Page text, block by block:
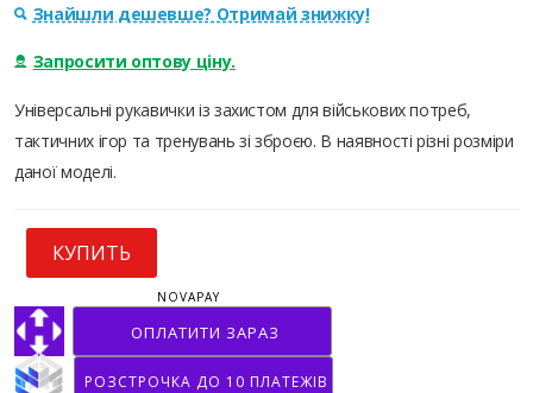
Знайшли дешевше? Отримай знижку!
Запросити оптову ціну.
Універсальні рукавички із захистом для військових потреб,
тактичних ігор та тренувань зі зброєю. В наявності різні розміри
даної моделі.
КУПИТЬ
ОПЛАТИТИ ЗАРАЗ
NOVAPAY
РОЗСТРОЧКА ДО 10 ПЛАТЕЖІВ